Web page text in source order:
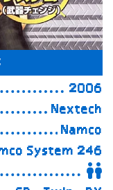
2006
Nextech
Namco
System 246